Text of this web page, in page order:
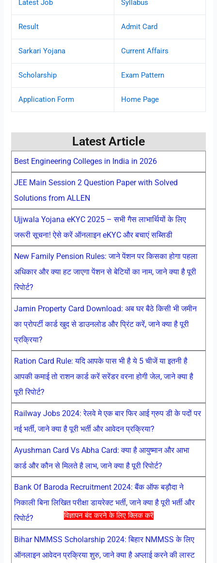
विज्ञापन बंद करने के लिए क्लिक करें
Latest Job Syllabus
Result Admit Card
Sarkari Yojana Current Affairs
Scholarship Exam Pattern
Application Form Home Page
Latest Article
Best Engineering Colleges in India in 2026
JEE Main Session 2 Question Paper with Solved
Solutions from ALLEN
Ujjwala Yojana eKYC 2025 – सभी गैस लाभार्थियों के लिए
जरूरी सूचना! ऐसे करें ऑनलाइन eKYC और बचाएं सब्सिडी
New Family Pension Rules: जाने पेंशन पर किसका होगा पहला
अधिकार और क्या हट जाएगा पेंशन से बेटियों का नाम, जाने क्या है पूरी
रिपोर्ट?
Jamin Property Card Download: अब घर बैठे किसी भी जमीन
का प्रोपर्टी कार्ड खुद से डाउनलोड और प्रिंट करें, जाने क्या है पूरी
प्रक्रिया?
Ration Card Rule: यदि आपके पास भी है ये 5 चीजें या इतनी है
आपकी कमाई तो राशन कार्ड करें सरेंडर वरना होगी जेल, जाने क्या है
पूरी रिपोर्ट?
Railway Jobs 2024: रेलवे मे एक बार फिर आई ग्रुप डी के पदों पर
नई भर्ती, जाने क्या है पूरी भर्ती और आवेदन प्रक्रिया?
Ayushman Card Vs Abha Card: क्या है आयुष्मान और आभा
कार्ड और कौन से मिलते है लाभ, जाने क्या है पूरी रिपोर्ट?
Bank Of Baroda Recruitment 2024: बैंक ऑफ बड़ौदा ने
निकाली बिना लिखित परीक्षा डायरेक्ट भर्ती, जाने क्या है पूरी भर्ती और
रिपोर्ट?
Bihar NMMSS Scholarship 2024: बिहार NMMSS के लिए
ऑनलाइन आवेदन प्रक्रिया शुरु, जाने क्या है अप्लाई करने की लास्ट